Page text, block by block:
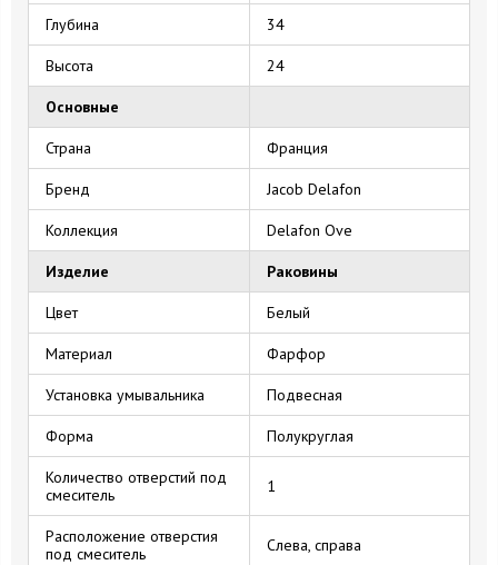
Глубина 34
Высота 24
Основные
Страна Франция
Бренд Jacob Delafon
Коллекция Delafon Ove
Изделие Раковины
Цвет Белый
Материал Фарфор
Установка умывальника Подвесная
Форма Полукруглая
Количество отверстий под
смеситель
1
Расположение отверстия
под смеситель
Слева, справа